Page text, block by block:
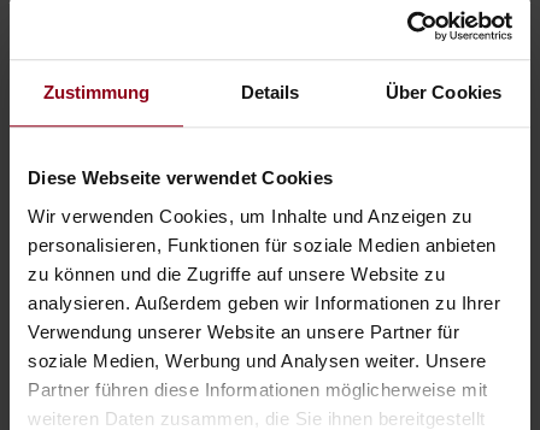
Zustimmung Details Über Cookies
Diese Webseite verwendet Cookies
Wir verwenden Cookies, um Inhalte und Anzeigen zu
personalisieren, Funktionen für soziale Medien anbieten
zu können und die Zugriffe auf unsere Website zu
analysieren. Außerdem geben wir Informationen zu Ihrer
Verwendung unserer Website an unsere Partner für
soziale Medien, Werbung und Analysen weiter. Unsere
Partner führen diese Informationen möglicherweise mit
weiteren Daten zusammen, die Sie ihnen bereitgestellt
Sundowner Bar
Idylle am Rande der Altstadt Waidhofens